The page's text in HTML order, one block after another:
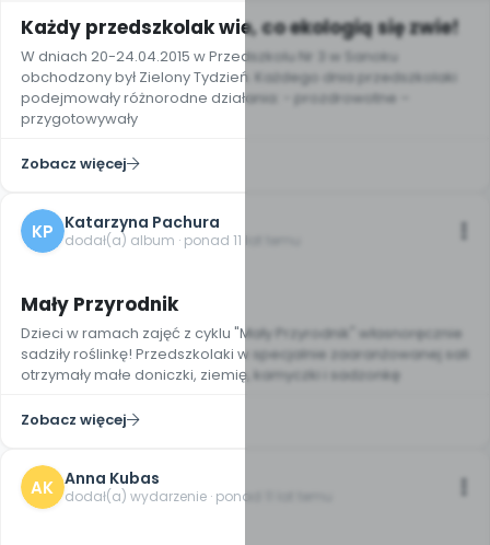
Każdy przedszkolak wie, co ekologią się zwie!
W dniach 20-24.04.2015 w Przedszkolu Nr 3 w Sanoku
obchodzony był Zielony Tydzień. Każdego dnia przedszkolaki
podejmowały różnorodne działania: - prozdrowotne –
przygotowywały
Zobacz więcej
KP Katarzyna Pachura
dodał(a) album · ponad 11 lat temu
Mały Przyrodnik
Dzieci w ramach zajęć z cyklu "Mały Przyrodnik" własnoręcznie
sadziły roślinkę! Przedszkolaki w specjalnie zaaranżowanej sali
otrzymały małe doniczki, ziemię, kamyczki i sadzonkę
Zobacz więcej
AK Anna Kubas
dodał(a) wydarzenie · ponad 11 lat temu